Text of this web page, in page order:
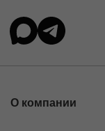
О компании